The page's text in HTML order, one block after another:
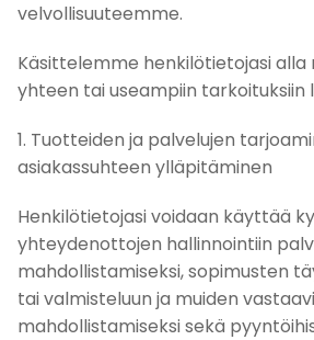
velvollisuuteemme.
Käsittelemme henkilötietojasi
yhteen tai useampiin tarkoituksiin
1. Tuotteiden ja palvelujen
asiakassuhteen ylläpitäminen
Henkilötietojasi voidaan käyttää
yhteydenottojen hallinnointiin
mahdollistamiseksi, sopimusten
tai valmisteluun ja muiden
mahdollistamiseksi sekä